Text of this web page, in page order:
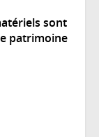
sont
patrimoine